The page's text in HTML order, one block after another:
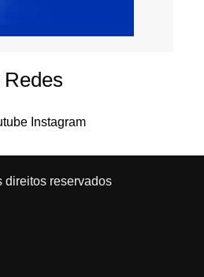
Instagram
direitos reservados